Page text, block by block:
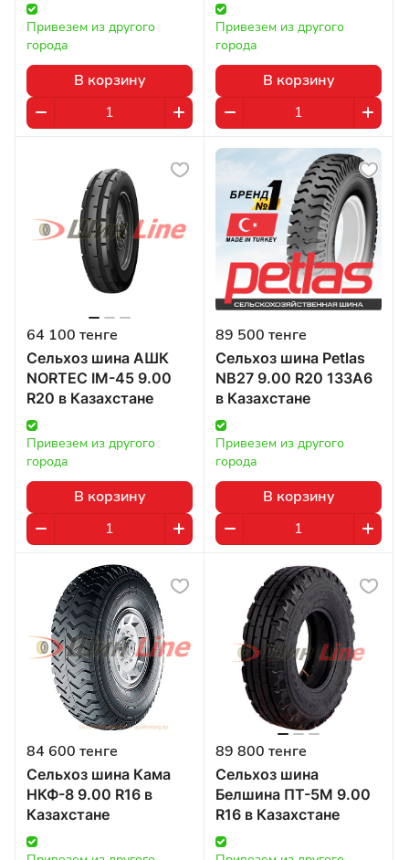
Привезем из другого
города
В корзину
Привезем из другого
города
В корзину
64 100 тенге
Сельхоз шина АШК
NORTEC IM-45 9.00
R20 в Казахстане
Привезем из другого
города
В корзину
89 500 тенге
Сельхоз шина Petlas
NB27 9.00 R20 133A6
в Казахстане
Привезем из другого
города
В корзину
84 600 тенге
Сельхоз шина Кама
НКФ-8 9.00 R16 в
Казахстане
89 800 тенге
Сельхоз шина
Белшина ПТ-5М 9.00
R16 в Казахстане